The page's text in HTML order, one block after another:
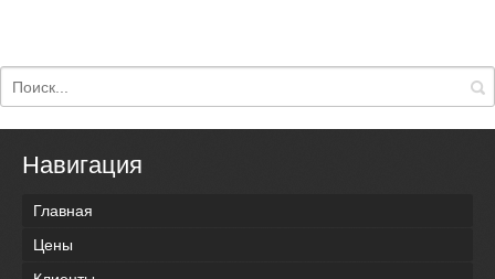
Навигация
Главная
Цены